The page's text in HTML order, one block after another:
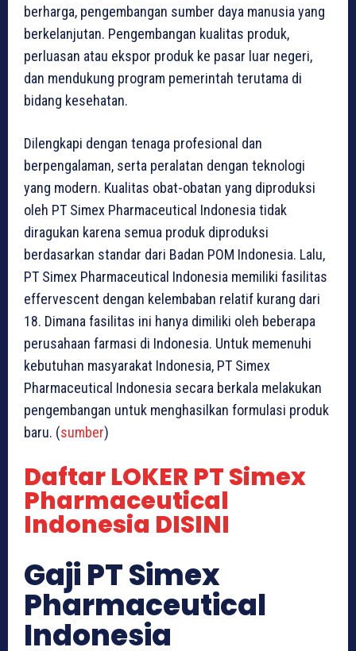
berharga, pengembangan sumber daya manusia yang
berkelanjutan. Pengembangan kualitas produk,
perluasan atau ekspor produk ke pasar luar negeri,
dan mendukung program pemerintah terutama di
bidang kesehatan.
Dilengkapi dengan tenaga profesional dan
berpengalaman, serta peralatan dengan teknologi
yang modern. Kualitas obat-obatan yang diproduksi
oleh PT Simex Pharmaceutical Indonesia tidak
diragukan karena semua produk diproduksi
berdasarkan standar dari Badan POM Indonesia. Lalu,
PT Simex Pharmaceutical Indonesia memiliki fasilitas
effervescent dengan kelembaban relatif kurang dari
18. Dimana fasilitas ini hanya dimiliki oleh beberapa
perusahaan farmasi di Indonesia. Untuk memenuhi
kebutuhan masyarakat Indonesia, PT Simex
Pharmaceutical Indonesia secara berkala melakukan
pengembangan untuk menghasilkan formulasi produk
baru. (sumber)
Daftar LOKER PT Simex
Pharmaceutical
Indonesia DISINI
Gaji PT Simex
Pharmaceutical
Indonesia